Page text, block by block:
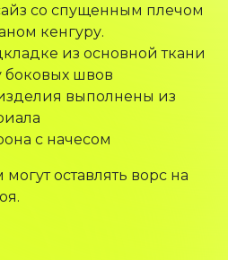
со спущенным плечом
кенгуру.
из основной ткани
боковых швов
выполнены из
с начесом
оставлять ворс на